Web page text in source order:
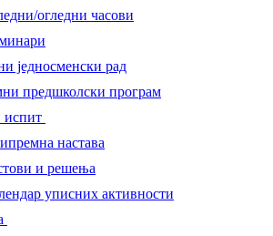
огледни часови
једносменски рад
предшколски програм
испит
настава
и решења
уписних активности